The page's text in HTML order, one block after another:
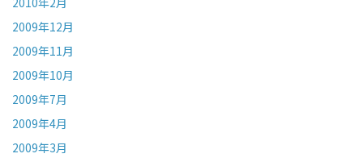
2009年12月
2009年11月
2009年10月
2009年7月
2009年4月
2009年3月